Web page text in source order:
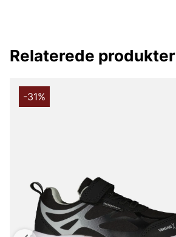
Relaterede produkter
-31%